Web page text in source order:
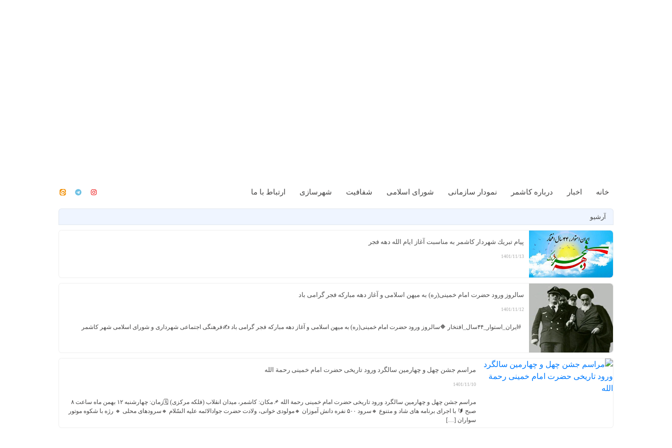
خانه اخبار درباره کاشمر نمودار سازمانی شورای اسلامی شفافیت شهرسازی ارتباط با ما
آرشیو
پیام تبریك شهردار کاشمر به مناسبت آغاز ایام الله دهه فجر
1401/11/13
سالروز ورود حضرت امام خمینی(ره) به میهن اسلامی و آغاز دهه مبارکه فجر گرامی باد
1401/11/12
#ایران_استوار_۴۴سال_افتخار 🔶سالروز ورود حضرت امام خمینی(ره) به میهن اسلامی و آغاز دهه مبارکه فجر گرامی باد ✍️فرهنگی اجتماعی شهرداری و شورای اسلامی شهر کاشمر
مراسم جشن چهل و چهارمین سالگرد ورود تاریخی حضرت امام خمینی رحمة الله
1401/11/10
مراسم جشن چهل و چهارمین سالگرد ورود تاریخی حضرت امام خمینی رحمة الله 📌مکان: کاشمر، میدان انقلاب (فلکه مرکزی) 🗓زمان: چهارشنبه ۱۲ بهمن ماه ساعت ۸
صبح 🔰 با اجرای برنامه های شاد و متنوع 🔸سرود ۵۰۰ نفره دانش آموزان 🔸مولودی خوانی، ولادت حضرت جوادالائمه عليه السّلام 🔸سرودهای محلی 🔸 رژه با شکوه موتور
سواران […]